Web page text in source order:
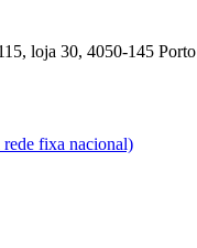
loja 30, 4050-145 Porto
rede fixa nacional)